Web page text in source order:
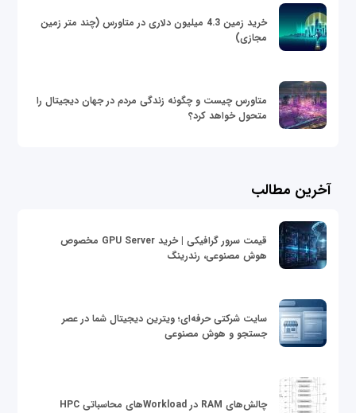
خرید زمین 4.3 میلیون دلاری در متاورس (چند متر زمین
مجازی)
متاورس چیست و چگونه زندگی مردم در جهان دیجیتال را
متحول خواهد کرد؟
آخرین مطالب
قیمت سرور گرافیکی | خرید GPU Server مخصوص
هوش مصنوعی، رندرینگ
سایت شرکتی حرفه‌ای؛ ویترین دیجیتال شما در عصر
جستجو و هوش مصنوعی
چالش‌های RAM در Workloadهای محاسباتی HPC